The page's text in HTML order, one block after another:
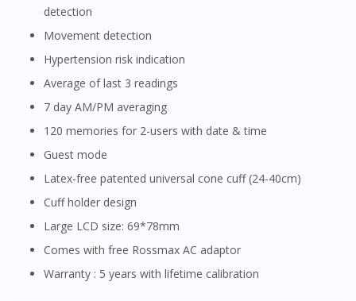
detection
Movement detection
Hypertension risk indication
Average of last 3 readings
7 day AM/PM averaging
120 memories for 2-users with date & time
Guest mode
Latex-free patented universal cone cuff (24-40cm)
Cuff holder design
Large LCD size: 69*78mm
Comes with free Rossmax AC adaptor
Warranty : 5 years with lifetime calibration